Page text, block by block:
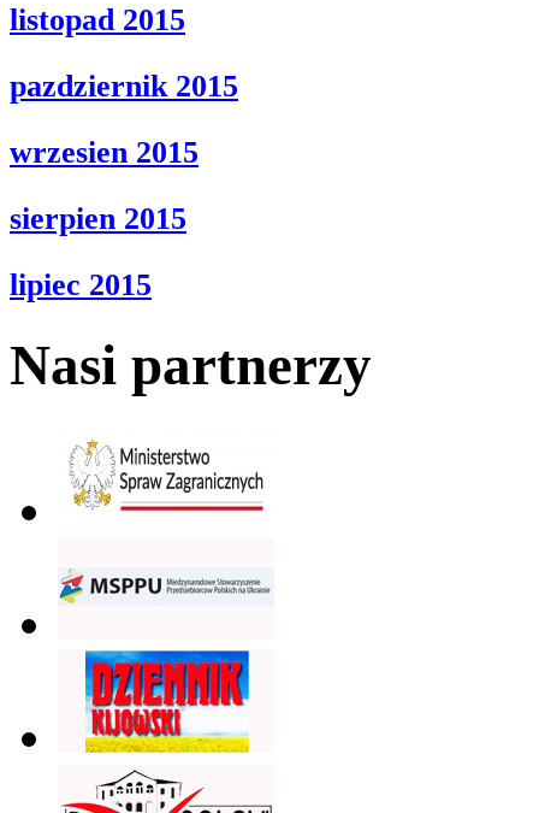
listopad 2015
pazdziernik 2015
wrzesien 2015
sierpien 2015
lipiec 2015
Nasi partnerzy